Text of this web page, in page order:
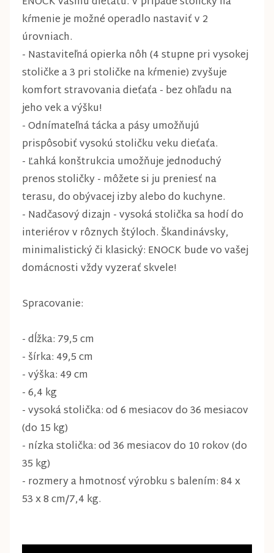
kŕmenie je možné operadlo nastaviť v 2
úrovniach.
- Nastaviteľná opierka nôh (4 stupne pri vysokej
stoličke a 3 pri stoličke na kŕmenie) zvyšuje
komfort stravovania dieťaťa - bez ohľadu na
jeho vek a výšku!
- Odnímateľná tácka a pásy umožňujú
prispôsobiť vysokú stoličku veku dieťaťa.
- Ľahká konštrukcia umožňuje jednoduchý
prenos stoličky - môžete si ju preniesť na
terasu, do obývacej izby alebo do kuchyne.
- Nadčasový dizajn - vysoká stolička sa hodí do
interiérov v rôznych štýloch. Škandinávsky,
minimalistický či klasický: ENOCK bude vo vašej
domácnosti vždy vyzerať skvele!
Spracovanie:
- dĺžka: 79,5 cm
- šírka: 49,5 cm
- výška: 49 cm
- 6,4 kg
- vysoká stolička: od 6 mesiacov do 36 mesiacov
(do 15 kg)
- nízka stolička: od 36 mesiacov do 10 rokov (do
35 kg)
- rozmery a hmotnosť výrobku s balením: 84 x
53 x 8 cm/7,4 kg.